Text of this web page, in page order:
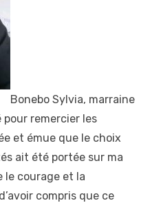
Bonebo Sylvia, marraine
remercier les
et émue que le choix
ait été portée sur ma
le courage et la
compris que ce